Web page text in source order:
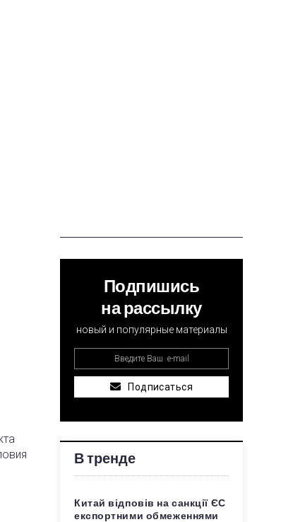
Подпишись
на рассылку
новый и популярные материалы
Подписаться
В тренде
Китай відповів на санкції ЄС
експортними обмеженнями